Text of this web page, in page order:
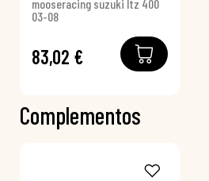
mooseracing suzuki ltz 400
03-08
83,02 €
Complementos